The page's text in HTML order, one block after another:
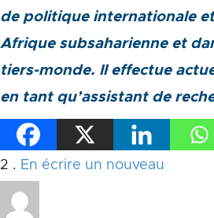
de politique internationale
Afrique subsaharienne et
tiers-monde. Il effectue
en tant qu’assistant de
2 Commentaires
. En écrire un nouveau